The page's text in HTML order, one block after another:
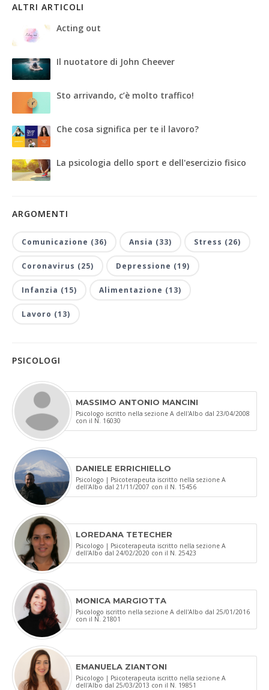
ALTRI ARTICOLI
Acting out
Il nuotatore di John Cheever
Sto arrivando, c’è molto traffico!
Che cosa significa per te il lavoro?
La psicologia dello sport e dell'esercizio fisico
ARGOMENTI
Comunicazione (36) Ansia (33) Stress (26)
Coronavirus (25) Depressione (19)
Infanzia (15) Alimentazione (13)
Lavoro (13)
PSICOLOGI
MASSIMO ANTONIO MANCINI
Psicologo iscritto nella sezione A dell'Albo dal 23/04/2008
con il N. 16030
DANIELE ERRICHIELLO
Psicologo | Psicoterapeuta iscritto nella sezione A
dell'Albo dal 21/11/2007 con il N. 15456
LOREDANA TETECHER
Psicologo | Psicoterapeuta iscritto nella sezione A
dell'Albo dal 24/02/2020 con il N. 25423
MONICA MARGIOTTA
Psicologo iscritto nella sezione A dell'Albo dal 25/01/2016
con il N. 21801
EMANUELA ZIANTONI
Psicologo | Psicoterapeuta iscritto nella sezione A
dell'Albo dal 25/03/2013 con il N. 19851